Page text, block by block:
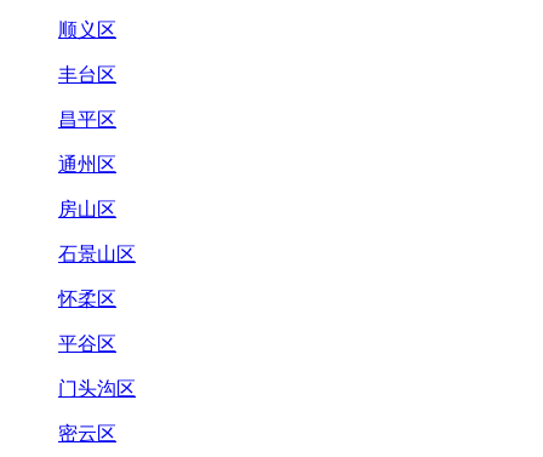
顺义区
丰台区
昌平区
通州区
房山区
石景山区
怀柔区
平谷区
门头沟区
密云区